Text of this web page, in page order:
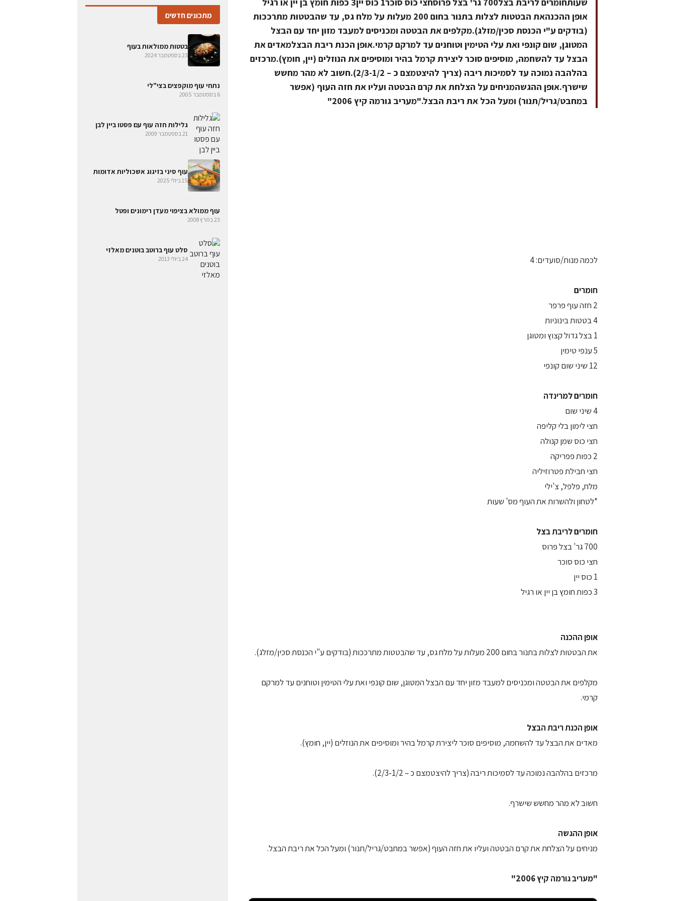
אופן ההכנהאת הבטטות לצלות בתנור בחום 200 מעלות על מלח גס, עד שהבטטות מתרככות
(בודקים ע"י הכנסת סכין/מזלג).מקלפים את הבטטה ומכניסים למעבד מזון יחד עם הבצל
המטוגן, שום קונפי ואת עלי הטימין וטוחנים עד למרקם קרמי.אופן הכנת ריבת הבצלמאדים את
הבצל עד להשחמה, מוסיפים סוכר ליצירת קרמל בהיר ומוסיפים את הנוזלים (יין, חומץ).מרכזים
בהלהבה נמוכה עד לסמיכות ריבה (צריך להיצטמצם כ – 2/3-1/2).חשוב לא מהר מחשש
שישרף.אופן ההגשהמניחים על הצלחת את קרם הבטטה ועליו את חזה העוף (אפשר
במחבט/גריל/תנור) ומעל הכל את ריבת הבצל."מעריב גורמה קיץ 2006"
לכמה מנות/סועדים: 4
חומרים
2 חזה עוף פרפר
4 בטטות בינוניות
1 בצל גדול קצוץ ומטוגן
5 ענפי טימין
12 שיני שום קונפי
חומרים למרינדה
4 שיני שום
חצי לימון בלי קליפה
חצי כוס שמן קנולה
2 כפות פפריקה
חצי חבילת פטרוזיליה
מלח, פלפל, צ'ילי
*לטחון ולהשרות את העוף מס' שעות
חומרים לריבת בצל
700 גר' בצל פרוס
חצי כוס סוכר
1 כוס יין
3 כפות חומץ בן יין או רגיל
אופן ההכנה
את הבטטות לצלות בתנור בחום 200 מעלות על מלח גס, עד שהבטטות מתרככות (בודקים ע"י הכנסת סכין/מזלג).
מקלפים את הבטטה ומכניסים למעבד מזון יחד עם הבצל המטוגן, שום קונפי ואת עלי הטימין וטוחנים עד למרקם
קרמי.
אופן הכנת ריבת הבצל
מאדים את הבצל עד להשחמה, מוסיפים סוכר ליצירת קרמל בהיר ומוסיפים את הנוזלים (יין, חומץ).
מרכזים בהלהבה נמוכה עד לסמיכות ריבה (צריך להיצטמצם כ – 2/3-1/2).
חשוב לא מהר מחשש שישרף.
אופן ההגשה
מניחים על הצלחת את קרם הבטטה ועליו את חזה העוף (אפשר במחבט/גריל/תנור) ומעל הכל את ריבת הבצל.
"מעריב גורמה קיץ 2006"
מתכונים חדשים
בטטות ממולאות בעוף
23 בספטמבר 2024
נתחי עוף מוקפצים בצי"לי
6 בספטמבר 2005
גלילות חזה עוף עם פסטו ביין לבן
21 בספטמבר 2009
עוף סיני בזיגוג אשכוליות אדומות
15 ביולי 2025
עוף ממולא בציפוי מעדן רימונים ופטל
23 במרץ 2008
סלט עוף ברוטב בוטנים מאלזי
24 ביולי 2013